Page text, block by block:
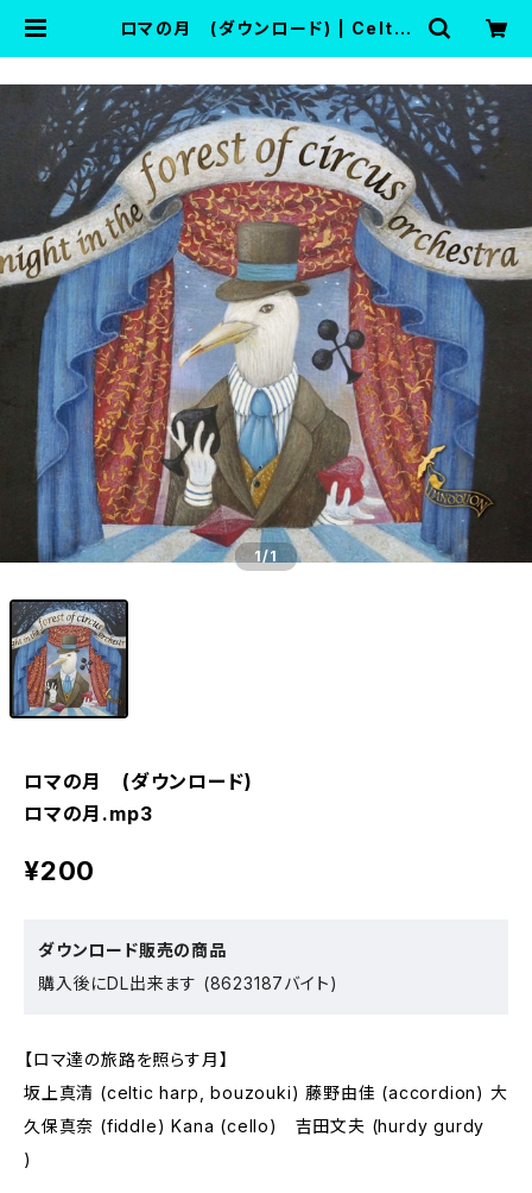
ロマの月 (ダウンロード) | Celtic
1/1
ロマの月 (ダウンロード)
ロマの月.mp3
¥200
ダウンロード販売の商品
購入後にDL出来ます (8623187バイト)
【ロマ達の旅路を照らす月】
坂上真清 (celtic harp, bouzouki) 藤野由佳 (accordion) 大
久保真奈 (fiddle) Kana (cello) 吉田文夫 (hurdy gurdy
)